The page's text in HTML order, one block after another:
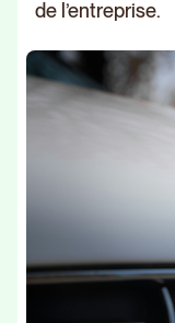
de l’entreprise.